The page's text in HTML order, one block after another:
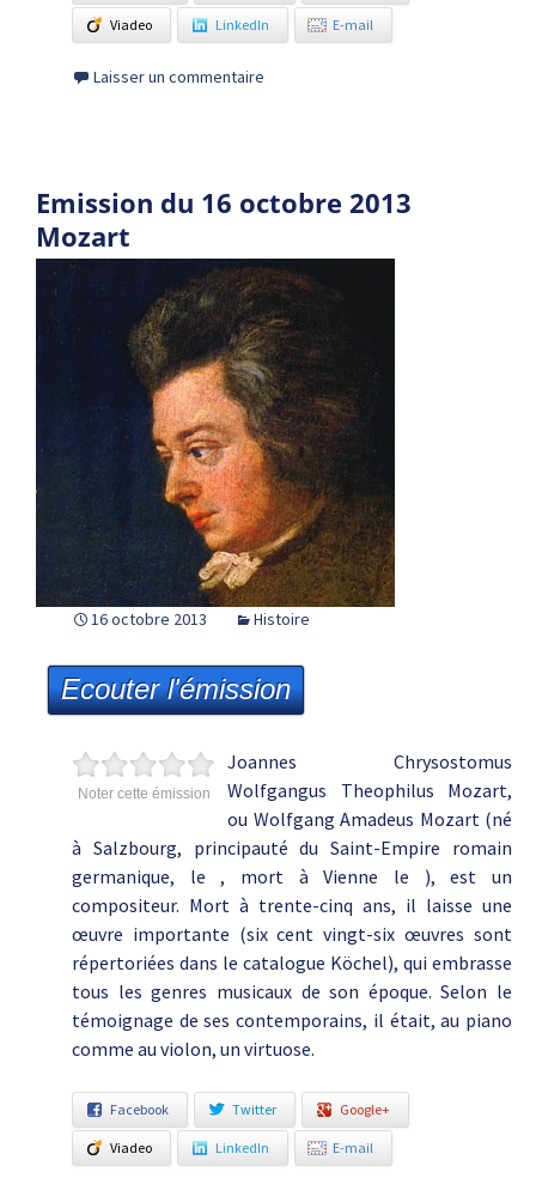
Viadeo LinkedIn E-mail
Laisser un commentaire
Emission du 16 octobre 2013
Mozart
16 octobre 2013 Histoire
Ecouter l'émission
Noter cette émission
Joannes Chrysostomus
Wolfgangus Theophilus Mozart,
ou Wolfgang Amadeus Mozart (né
à Salzbourg, principauté du Saint-Empire romain
germanique, le , mort à Vienne le ), est un
compositeur. Mort à trente-cinq ans, il laisse une
œuvre importante (six cent vingt-six œuvres sont
répertoriées dans le catalogue Köchel), qui embrasse
tous les genres musicaux de son époque. Selon le
témoignage de ses contemporains, il était, au piano
comme au violon, un virtuose.
Facebook Twitter Google+
Viadeo LinkedIn E-mail